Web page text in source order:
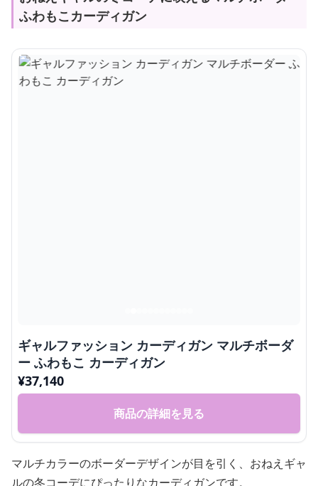
ふわもこカーディガン
ギャルファッション カーディガン マルチボーダ
ー ふわもこ カーディガン
¥37,140
商品の詳細を見る
マルチカラーのボーダーデザインが目を引く、おねえギャ
ルの冬コーデにぴったりなカーディガンです。